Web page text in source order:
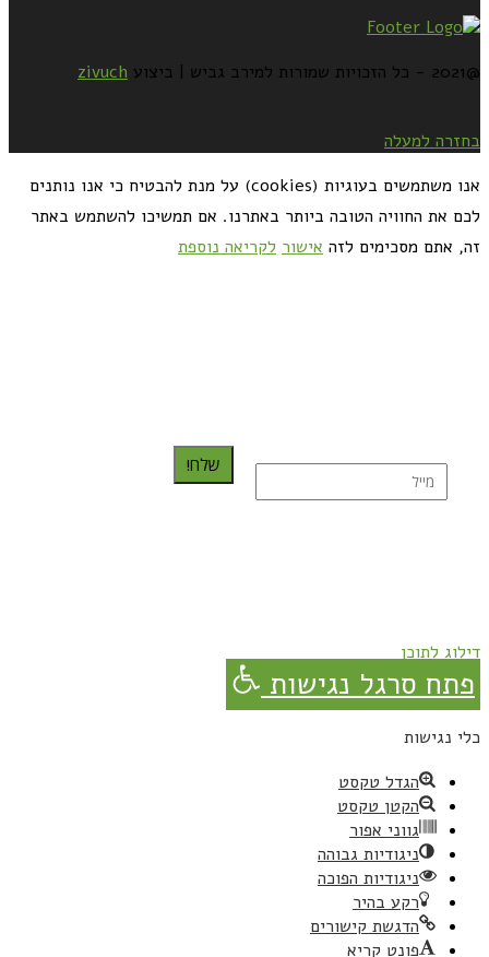
@2021 - כל הזכויות שמורות למירב גביש | ביצוע zivuch
בחזרה למעלה
אנו משתמשים בעוגיות (cookies) על מנת להבטיח כי אנו נותנים
לכם את החוויה הטובה ביותר באתרנו. אם תמשיכו להשתמש באתר
זה, אתם מסכימים לזה אישור לקריאה נוספת
שלח!
דילוג לתוכן
פתח סרגל נגישות
כלי נגישות
הגדל טקסט
הקטן טקסט
גווני אפור
ניגודיות גבוהה
ניגודיות הפוכה
רקע בהיר
הדגשת קישורים
פונט קריא